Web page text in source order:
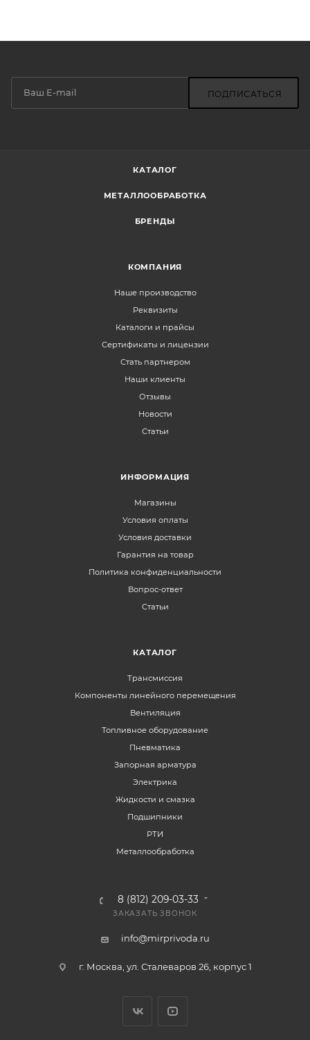
ПОДПИСАТЬСЯ
КАТАЛОГ
МЕТАЛЛООБРАБОТКА
БРЕНДЫ
КОМПАНИЯ
Наше производство
Реквизиты
Каталоги и прайсы
Сертификаты и лицензии
Стать партнером
Наши клиенты
Отзывы
Новости
Статьи
ИНФОРМАЦИЯ
Магазины
Условия оплаты
Условия доставки
Гарантия на товар
Политика конфиденциальности
Вопрос-ответ
Статьи
КАТАЛОГ
Трансмиссия
Компоненты линейного перемещения
Вентиляция
Топливное оборудование
Пневматика
Запорная арматура
Электрика
Жидкости и смазка
Подшипники
РТИ
Металлообработка
8 (812) 209-03-33
ЗАКАЗАТЬ ЗВОНОК
info@mirprivoda.ru
г. Москва, ул. Сталеваров 26, корпус 1